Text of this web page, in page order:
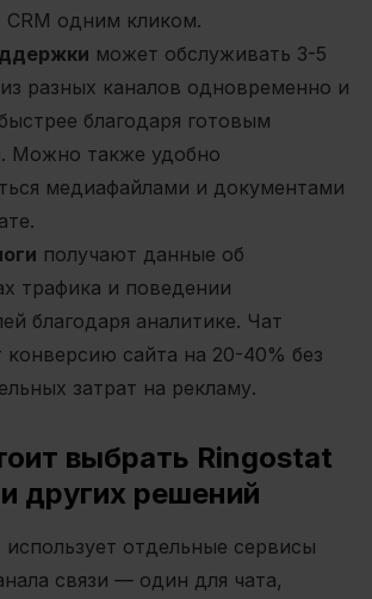
CRM одним кликом.
может обслуживать 3-5
разных каналов одновременно и
благодаря готовым
Можно также удобно
медиафайлами и документами
получают данные об
трафика и поведении
благодаря аналитике. Чат
сайта на 20-40% без
затрат на рекламу.
выбрать Ringostat
других решений
отдельные сервисы
связи — один для чата,